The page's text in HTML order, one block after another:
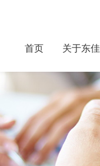
首页 关于东佳